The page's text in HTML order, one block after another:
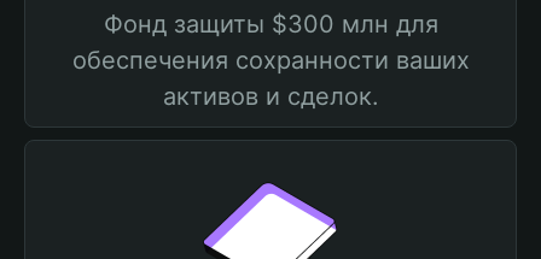
Фонд защиты $300 млн для
обеспечения сохранности ваших
активов и сделок.